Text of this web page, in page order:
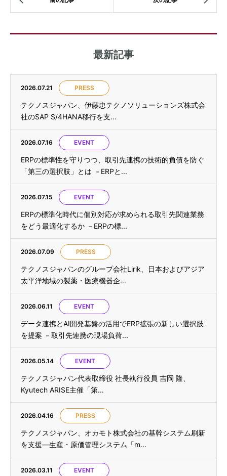
最新記事
2026.07.21 PRESS
テクノスジャパン、伊藤忠テクノソリューションズ株式会
社のSAP S/4HANA移行を支...
2026.07.16 EVENT
ERPの標準性を守りつつ、取引先連携の技術的負債を防ぐ
「第三の選択肢」とは －ERPと...
2026.07.15 EVENT
ERPの標準化時代に個別対応が求められる取引先関連業務
をどう最適化するか －ERPの標...
2026.07.09 PRESS
テクノスジャパンのグループ会社Lirik、日本およびアジア
太平洋地域の製薬・医療機器企...
2026.06.11 EVENT
データ連携とAI開発基盤の活用でERP拡張の新しい選択肢
を提案 －取引先連携の現場負荷...
2026.05.14 EVENT
テクノスジャパン代表取締役 社長執行役員 吉岡 隆、
Kyutech ARISE主催「第...
2026.04.16 PRESS
テクノスジャパン、オカモト株式会社の基幹システム刷新
を支援—生産・原価管理システム「m...
2026.03.11 EVENT